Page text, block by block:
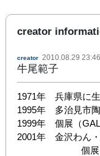
creator
creator 2010.08.29 23:46
牛尾範子
1971年　兵庫県に
1995年　多治見市
1999年　個展（
2001年　金沢わん
個展（創舎